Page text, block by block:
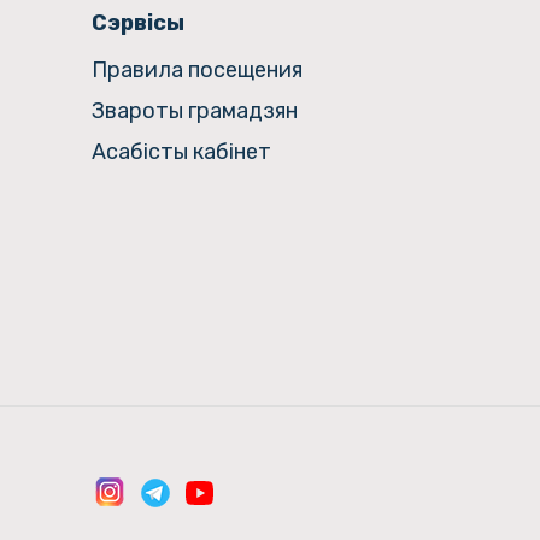
Сэрвісы
Правила посещения
Звароты грамадзян
Асабісты кабінет